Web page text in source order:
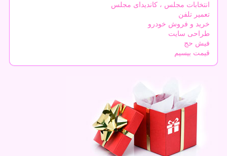
انتخابات مجلس ، کاندیدای مجلس
تعمیر تلفن
خرید و فروش خودرو
طراحی سایت
فیش حج
قیمت بیسیم